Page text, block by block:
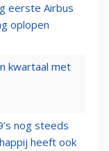
eerste Airbus
oplopen
kwartaal met
nog steeds
heeft ook